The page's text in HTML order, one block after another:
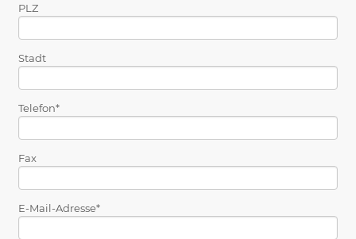
PLZ
Stadt
Telefon
Fax
E-Mail-Adresse